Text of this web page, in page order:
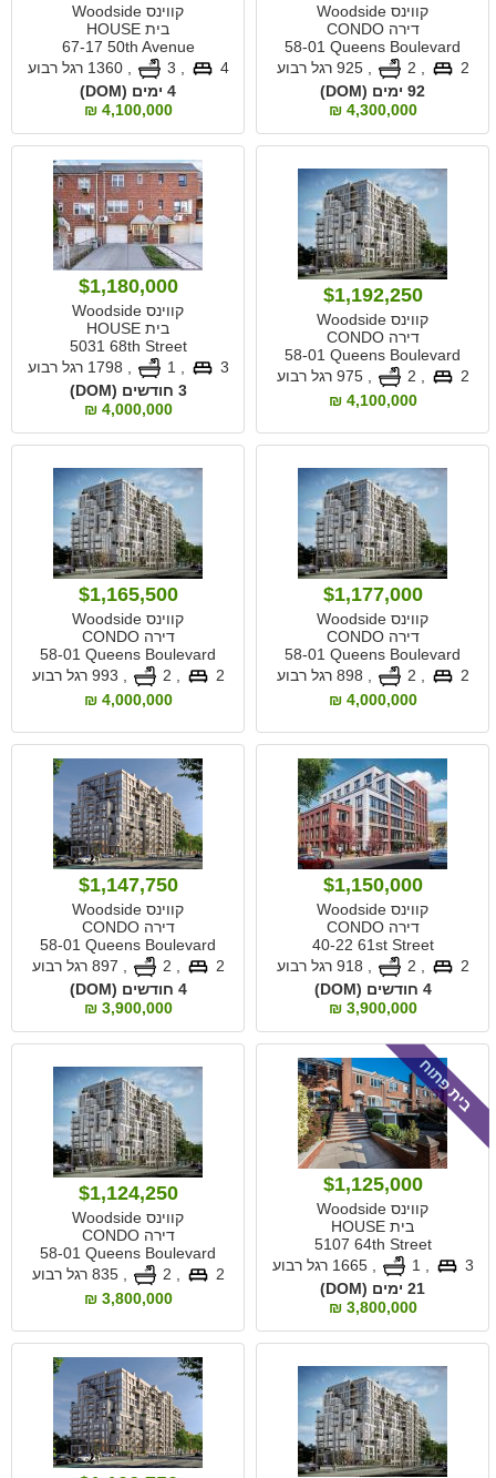
קווינס Woodside
דירה CONDO
58-01 Queens Boulevard
2
,925 רגל רבוע
92 ימים (DOM)
4,300,000 ₪
קווינס Woodside
בית HOUSE
67-17 50th Avenue
4
,1360 רגל רבוע
4 ימים (DOM)
4,100,000 ₪
$1,192,250
קווינס Woodside
דירה CONDO
58-01 Queens Boulevard
2
,975 רגל רבוע
4,100,000 ₪
$1,180,000
קווינס Woodside
בית HOUSE
5031 68th Street
3
1798 רגל רבוע
3 חודשים (DOM)
4,000,000 ₪
$1,177,000
קווינס Woodside
דירה CONDO
58-01 Queens Boulevard
2
898 רגל רבוע
4,000,000 ₪
$1,165,500
קווינס Woodside
דירה CONDO
58-01 Queens Boulevard
2
993 רגל רבוע
4,000,000 ₪
$1,150,000
קווינס Woodside
דירה CONDO
40-22 61st Street
2
918 רגל רבוע
4 חודשים (DOM)
3,900,000 ₪
$1,147,750
קווינס Woodside
דירה CONDO
58-01 Queens Boulevard
2
897 רגל רבוע
4 חודשים (DOM)
3,900,000 ₪
בית פתוח
$1,125,000
קווינס Woodside
בית HOUSE
5107 64th Street
3
,1665 רגל רבוע
21 ימים (DOM)
3,800,000 ₪
$1,124,250
קווינס Woodside
דירה CONDO
58-01 Queens Boulevard
2
,835 רגל רבוע
3,800,000 ₪